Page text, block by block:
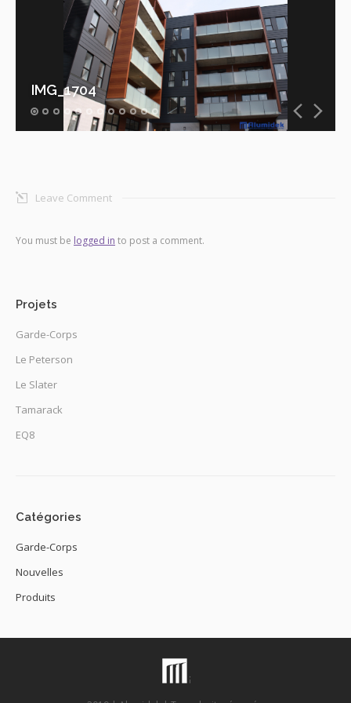
IMG_1704
Leave Comment
You must be logged in to post a comment.
Projets
Garde-Corps
Le Peterson
Le Slater
Tamarack
EQ8
Catégories
Garde-Corps
Nouvelles
Produits